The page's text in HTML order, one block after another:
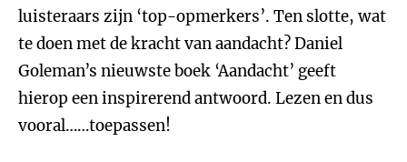
luisteraars zijn ‘top-opmerkers’. Ten slotte, wat
te doen met de kracht van aandacht? Daniel
Goleman’s nieuwste boek ‘Aandacht’ geeft
hierop een inspirerend antwoord. Lezen en dus
vooral……toepassen!